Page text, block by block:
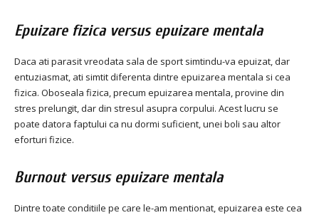
Epuizare fizica versus epuizare mentala
Daca ati parasit vreodata sala de sport simtindu-va epuizat, dar
entuziasmat, ati simtit diferenta dintre epuizarea mentala si cea
fizica. Oboseala fizica, precum epuizarea mentala, provine din
stres prelungit, dar din stresul asupra corpului. Acest lucru se
poate datora faptului ca nu dormi suficient, unei boli sau altor
eforturi fizice.
Burnout versus epuizare mentala
Dintre toate conditiile pe care le-am mentionat, epuizarea este cea